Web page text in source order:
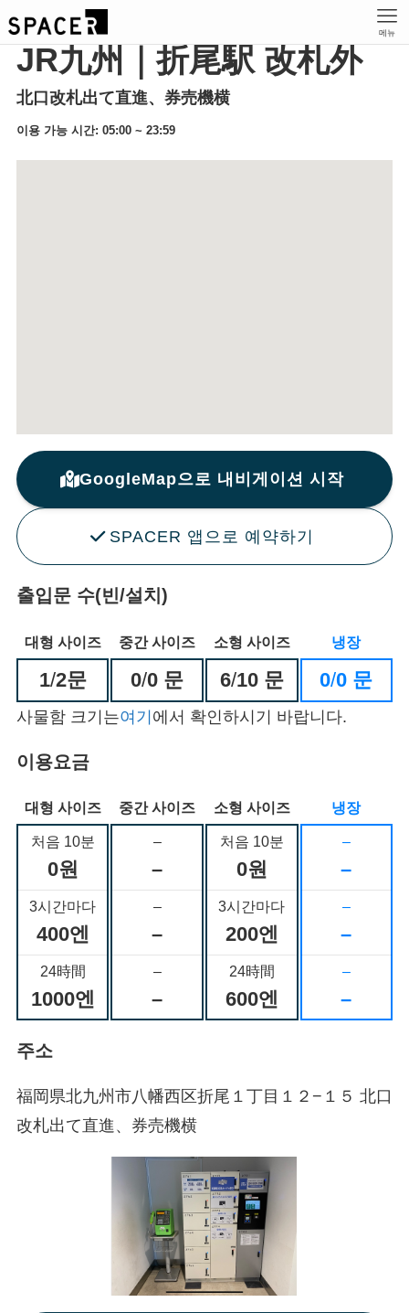
메뉴
JR九州｜折尾駅 改札外
北口改札出て直進、券売機横
이용 가능 시간: 05:00 ~ 23:59
GoogleMap으로 내비게이션 시작
SPACER 앱으로 예약하기
출입문 수(빈/설치)
대형 사이즈 중간 사이즈 소형 사이즈 냉장
1/2문 0/0 문 6/10 문 0/0 문
사물함 크기는여기 에서 확인하시기 바랍니다.
이용요금
대형 사이즈 중간 사이즈 소형 사이즈 냉장
처음 10분
0원
3시간마다
400엔
24時間
1000엔
–
–
–
–
–
–
처음 10분
0원
3시간마다
200엔
24時間
600엔
–
–
–
–
–
–
주소
福岡県北九州市八幡西区折尾１丁目１２−１５ 北口
改札出て直進、券売機横